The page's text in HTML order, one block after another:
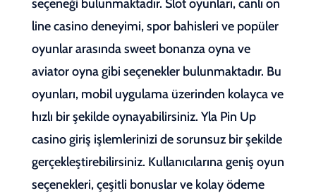
seçeneği bulunmaktadır. Slot oyunları, canlı on
line casino deneyimi, spor bahisleri ve popüler
oyunlar arasında sweet bonanza oyna ve
aviator oyna gibi seçenekler bulunmaktadır. Bu
oyunları, mobil uygulama üzerinden kolayca ve
hızlı bir şekilde oynayabilirsiniz. Yla Pin Up
casino giriş işlemlerinizi de sorunsuz bir şekilde
gerçekleştirebilirsiniz. Kullanıcılarına geniş oyun
seçenekleri, çeşitli bonuslar ve kolay ödeme